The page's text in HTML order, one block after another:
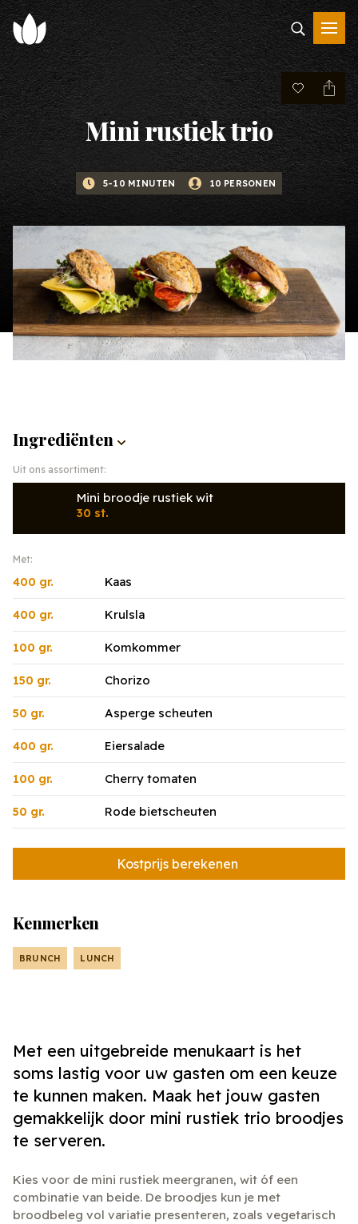
Mini rustiek trio
5-10 MINUTEN 10 PERSONEN
Ingrediënten
Uit ons assortiment:
Mini broodje rustiek wit
30 st.
Met:
400 gr. Kaas
400 gr. Krulsla
100 gr. Komkommer
150 gr. Chorizo
50 gr. Asperge scheuten
400 gr. Eiersalade
100 gr. Cherry tomaten
50 gr. Rode bietscheuten
Kostprijs berekenen
Kenmerken
BRUNCH LUNCH
Met een uitgebreide menukaart is het
soms lastig voor uw gasten om een keuze
te kunnen maken. Maak het jouw gasten
gemakkelijk door mini rustiek trio broodjes
te serveren.
Kies voor de mini rustiek meergranen, wit óf een
combinatie van beide. De broodjes kun je met
broodbeleg vol variatie presenteren, zoals vegetarisch